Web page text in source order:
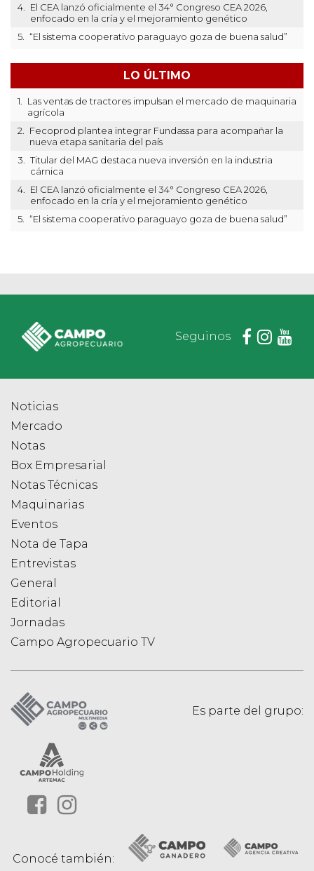
4.
El CEA lanzó oficialmente el 34° Congreso CEA 2026,
enfocado en la cría y el mejoramiento genético
5.
“El sistema cooperativo paraguayo goza de buena salud”
LO ÚLTIMO
1.
Las ventas de tractores impulsan el mercado de maquinaria
agrícola
2.
Fecoprod plantea integrar Fundassa para acompañar la
nueva etapa sanitaria del país
3.
Titular del MAG destaca nueva inversión en la industria
cárnica
4.
El CEA lanzó oficialmente el 34° Congreso CEA 2026,
enfocado en la cría y el mejoramiento genético
5.
“El sistema cooperativo paraguayo goza de buena salud”
Seguinos
Noticias
Mercado
Notas
Box Empresarial
Notas Técnicas
Maquinarias
Eventos
Nota de Tapa
Entrevistas
General
Editorial
Jornadas
Campo Agropecuario TV
Es parte del grupo:
Conocé también: